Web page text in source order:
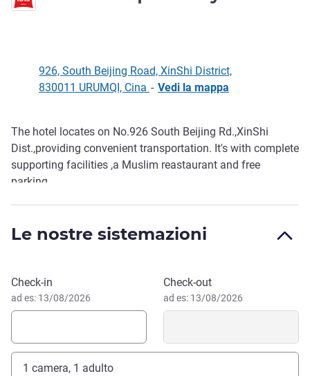
926, South Beijing Road, XinShi District,
830011 URUMQI, Cina - Vedi la mappa
Descrizione
The hotel locates on No.926 South Beijing Rd.,XinShi
Dist.,providing convenient transportation. It's with complete
supporting facilities ,a Muslim reastaurant and free
parking.
Le nostre sistemazioni
Prenota questo hotel
Check-in
ad es: 13/08/2026
Check-out
ad es: 13/08/2026
1 camera, 1 adulto